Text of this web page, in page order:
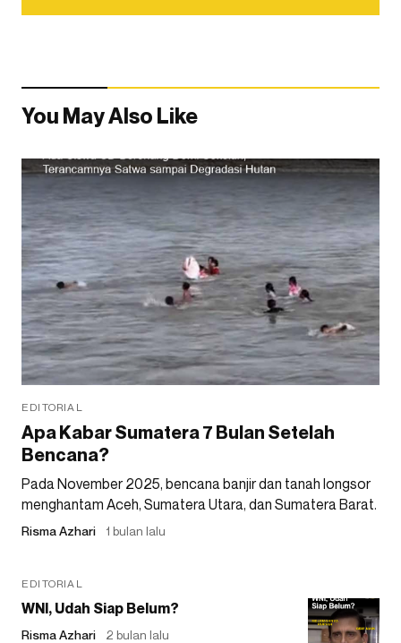
You May Also Like
EDITORIAL
Apa Kabar Sumatera 7 Bulan Setelah
Bencana?
Pada November 2025, bencana banjir dan tanah longsor
menghantam Aceh, Sumatera Utara, dan Sumatera Barat.
Risma Azhari 1 bulan lalu
EDITORIAL
WNI, Udah Siap Belum?
Risma Azhari 2 bulan lalu